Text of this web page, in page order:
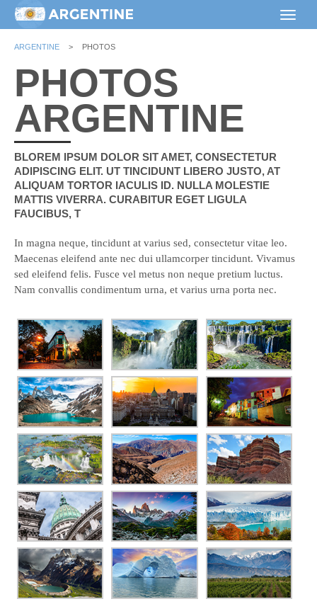
ARGENTINE > PHOTOS
PHOTOS
ARGENTINE
BLOREM IPSUM DOLOR SIT AMET, CONSECTETUR
ADIPISCING ELIT. UT TINCIDUNT LIBERO JUSTO, AT
ALIQUAM TORTOR IACULIS ID. NULLA MOLESTIE
MATTIS VIVERRA. CURABITUR EGET LIGULA
FAUCIBUS, T
In magna neque, tincidunt at varius sed, consectetur vitae leo.
Maecenas eleifend ante nec dui ullamcorper tincidunt. Vivamus
sed eleifend felis. Fusce vel metus non neque pretium luctus.
Nam convallis condimentum urna, et varius urna porta nec.